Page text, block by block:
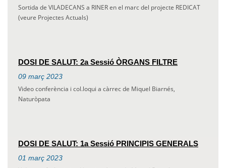
Sortida de VILADECANS a RINER en el marc del projecte REDICAT
(veure Projectes Actuals)
DOSI DE SALUT: 2a Sessió ÒRGANS FILTRE
09 març 2023
Video conferència i col.loqui a càrrec de Miquel Biarnés,
Naturòpata
DOSI DE SALUT: 1a Sessió PRINCIPIS GENERALS
01 març 2023